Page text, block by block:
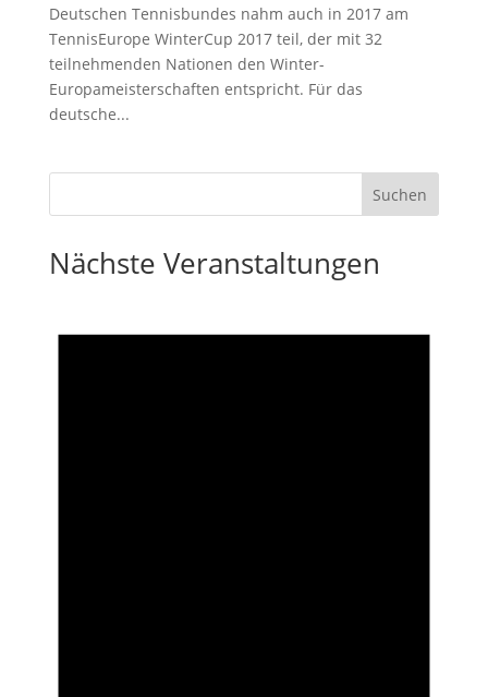
Deutschen Tennisbundes nahm auch in 2017 am
TennisEurope WinterCup 2017 teil, der mit 32
teilnehmenden Nationen den Winter-
Europameisterschaften entspricht. Für das
deutsche...
Nächste Veranstaltungen